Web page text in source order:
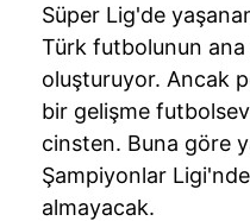
Süper Lig'de
Türk futbolunun
oluşturuyor. Ancak
bir gelişme
cinsten. Buna göre
Şampiyonlar
almayacak.